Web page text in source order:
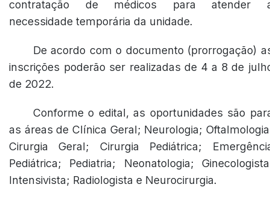
contratação de médicos para atender
necessidade temporária da unidade.
De acordo com o documento (prorrogação)
inscrições poderão ser realizadas de 4 a 8 de
de 2022.
Conforme o edital, as oportunidades são
as áreas de Clínica Geral; Neurologia;
Cirurgia Geral; Cirurgia Pediátrica;
Pediátrica; Pediatria; Neonatologia;
Intensivista; Radiologista e Neurocirurgia.